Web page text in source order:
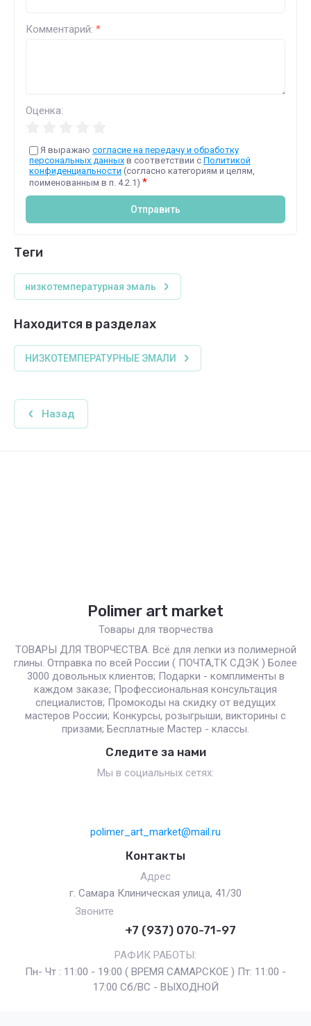
Комментарий: *
Оценка:
Я выражаю согласие на передачу и обработку
персональных данных в соответствии с Политикой
конфиденциальности (согласно категориям и целям,
поименованным в п. 4.2.1) *
Отправить
теги
низкотемпературная эмаль
Находится в разделах
НИЗКОТЕМПЕРАТУРНЫЕ ЭМАЛИ
Назад
Polimer art market
Товары для творчества
ТОВАРЫ ДЛЯ ТВОРЧЕСТВА. Всё для лепки из полимерной
глины. Отправка по всей России ( ПОЧТА,ТК СДЭК ) Более
3000 довольных клиентов; Подарки - комплименты в
каждом заказе; Профессиональная консультация
специалистов; Промокоды на скидку от ведущих
мастеров России; Конкурсы, розыгрыши, викторины с
призами; Бесплатные Мастер - классы.
Следите за нами
Мы в социальных сетях:
polimer_art_market@mail.ru
Контакты
Адрес
г. Самара Клиническая улица, 41/30
Звоните
+7 (937) 070-71-97
РАФИК РАБОТЫ:
Пн- Чт : 11:00 - 19:00 ( ВРЕМЯ САМАРСКОЕ ) Пт: 11:00 -
17:00 Сб/ВС - ВЫХОДНОЙ